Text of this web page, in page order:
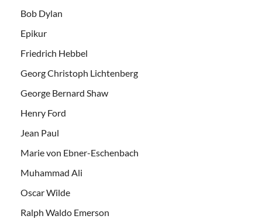
Bob Dylan
Epikur
Friedrich Hebbel
Georg Christoph Lichtenberg
George Bernard Shaw
Henry Ford
Jean Paul
Marie von Ebner-Eschenbach
Muhammad Ali
Oscar Wilde
Ralph Waldo Emerson